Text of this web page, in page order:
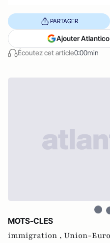
Écoutez cet article0:00min
PARTAGER
Ajouter
MOTS-CLES
immigration , Union-